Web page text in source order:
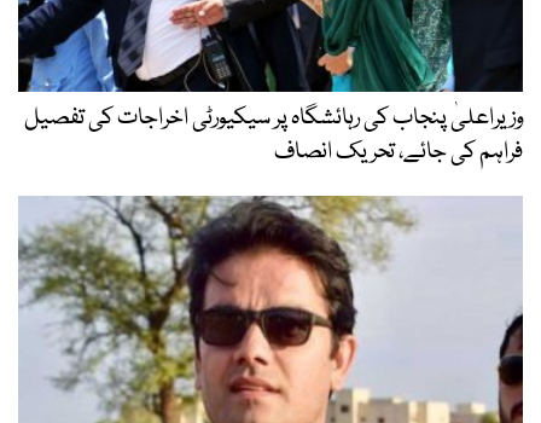
وزیراعلیٰ پنجاب کی رہائشگاہ پر سیکیورٹی اخراجات کی تفصیل
فراہم کی جائے، تحریک انصاف